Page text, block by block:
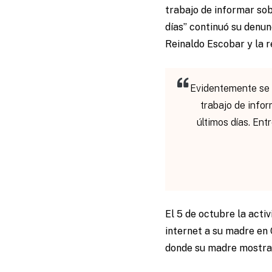
trabajo de informar
días” continuó su
Reinaldo Escobar y la
Evidentemente
trabajo de
últimos días.
El 5 de octubre la
internet a su madre en
donde su madre